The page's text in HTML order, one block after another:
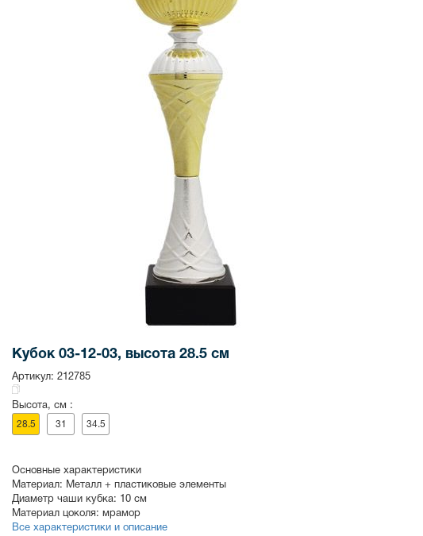
Кубок 03-12-03, высота 28.5 см
Артикул: 212785
Высота, см :
28.5 31 34.5
Основные характеристики
Материал: Металл + пластиковые элементы
Диаметр чаши кубка: 10 см
Материал цоколя: мрамор
Все характеристики и описание